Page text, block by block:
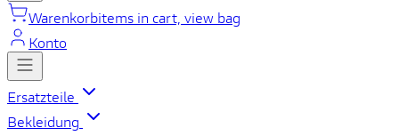
Warenkorbitems in cart, view bag
Konto
Ersatzteile
Bekleidung